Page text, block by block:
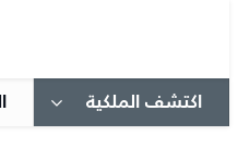
اكتشف الملكية